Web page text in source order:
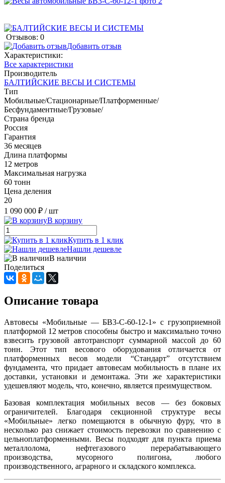
Отзывов: 0
Добавить отзыв
Характеристики:
Все характеристики
Производитель
БАЛТИЙСКИЕ ВЕСЫ И СИСТЕМЫ
Тип
Мобильные/Стационарные/Платформенные/
Бесфундаментные/Грузовые/
Страна бренда
Россия
Гарантия
36 месяцев
Длина платформы
12 метров
Максимальная нагрузка
60 тонн
Цена деления
20
1 090 000 ₽ / шт
В корзину
Купить в 1 клик
Нашли дешевле
В наличии
Поделиться
Описание товара
Автовесы «Мобильные — БВ3-С-60-12-1» с грузоприемной
платформой 12 метров способны быстро и максимально точно
взвесить грузовой автотранспорт суммарной массой до 60
тонн. Этот тип весового оборудования отличается от
платформенных весов модели “Стандарт” отсутствием
фундамента, что придает автовесам мобильность в плане их
доставки, установки и демонтажа. Эти же характеристики
удешевляют модель, что, конечно, является преимуществом.
Базовая комплектация мобильных весов — без боковых
ограничителей. Благодаря секционной структуре весы
«Мобильные» легко помещаются в обычную фуру, что в
несколько раз снижает стоимость перевозки по сравнению с
цельноплатформенными. Весы подходят для пункта приема
металлолома, нефтегазового перерабатывающего
производства, мусорного полигона, любого
производственного, аграрного и складского комплекса.